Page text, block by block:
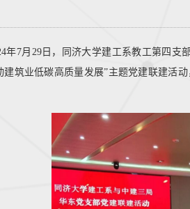
年7月29日，同济大学建工系教工第四支
建筑业低碳高质量发展”主题党建联建活